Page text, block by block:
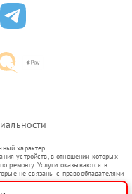
характер.
устройств, в отношении которых
ремонту. Услуги оказываются в
не связаны с правообладателями
оборот в соответствии